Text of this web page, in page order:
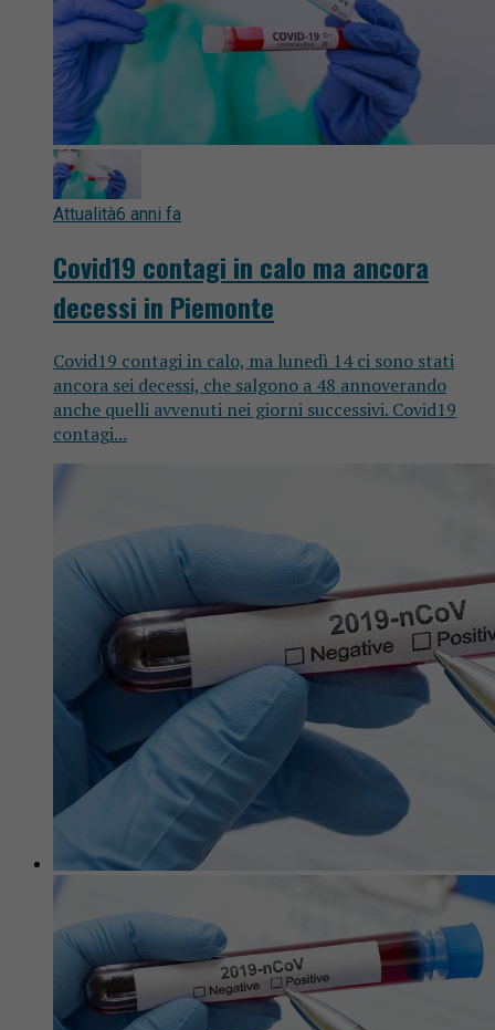
Attualità6 anni fa
Covid19 contagi in calo ma ancora
decessi in Piemonte
Covid19 contagi in calo, ma lunedì 14 ci sono stati
ancora sei decessi, che salgono a 48 annoverando
anche quelli avvenuti nei giorni successivi. Covid19
contagi...